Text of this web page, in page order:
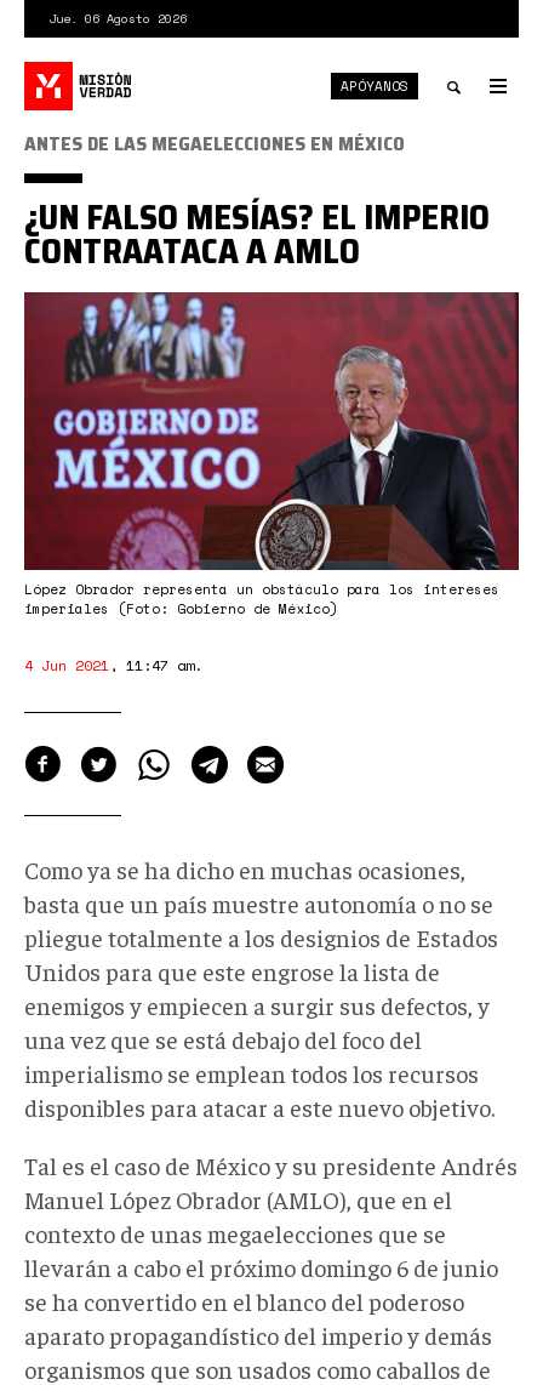
contenido
principal
Jue. 06 Agosto 2026
APÓYANOS
obradior.jpg
López Obrador representa un obstáculo para los intereses
imperiales (Foto: Gobierno de México)
ANTES DE LAS MEGAELECCIONES EN MÉXICO
¿UN FALSO MESÍAS? EL IMPERIO
CONTRAATACA A AMLO
4 Jun 2021, 11:47 am.
Como ya se ha dicho en muchas ocasiones,
basta que un país muestre autonomía o no se
pliegue totalmente a los designios de Estados
Unidos para que este engrose la lista de
enemigos y empiecen a surgir sus defectos, y
una vez que se está debajo del foco del
imperialismo se emplean todos los recursos
disponibles para atacar a este nuevo objetivo.
Tal es el caso de México y su presidente Andrés
Manuel López Obrador (AMLO), que en el
contexto de unas megaelecciones que se
llevarán a cabo el próximo domingo 6 de junio
se ha convertido en el blanco del poderoso
aparato propagandístico del imperio y demás
organismos que son usados como caballos de